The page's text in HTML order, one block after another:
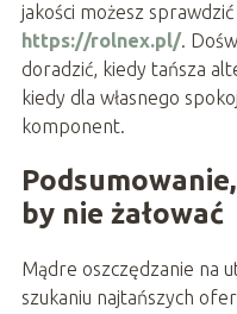
jakości możesz
https://rolnex.pl/.
doradzić, kiedy tańsza
kiedy dla własnego
komponent.
by nie żałować
Mądre oszczędzanie na
szukaniu najtańszych